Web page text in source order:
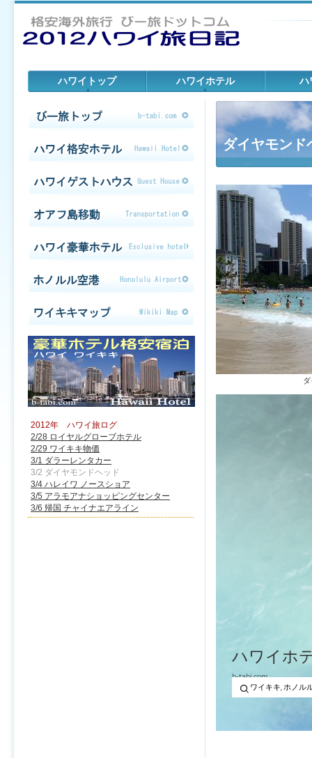
ダイヤモンド
ハワイトップ ハワイホテル ハ
2012年 ハワイ旅ログ
2/28 ロイヤルグローブホテル
2/29 ワイキキ物価
3/1 ダラーレンタカー
3/2 ダイヤモンドヘッド
3/4 ハレイワ ノースショア
3/5 アラモアナショッピングセンター
3/6 帰国 チャイナエアライン